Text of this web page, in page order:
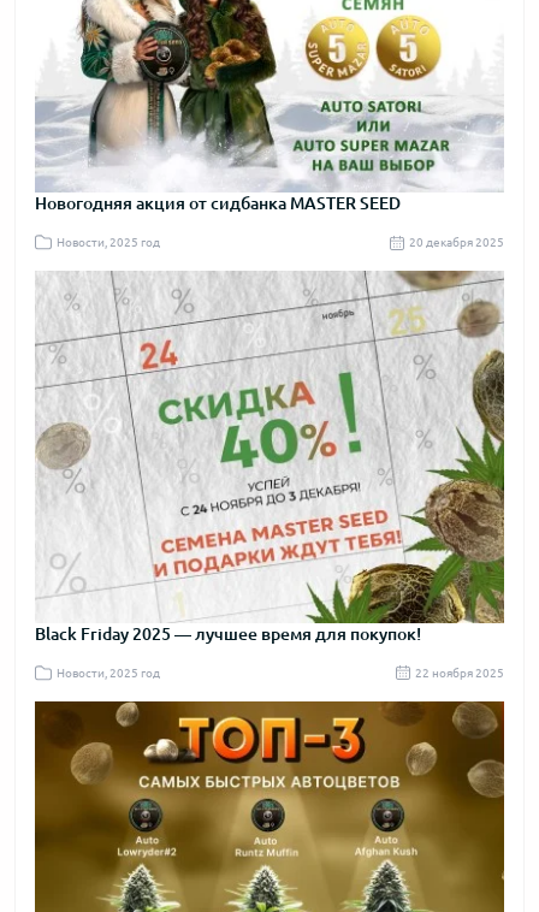
Новогодняя акция от сидбанка MASTER SEED
Новости, 2025 год 20 декабря 2025
Black Friday 2025 — лучшее время для покупок!
Новости, 2025 год 22 ноября 2025